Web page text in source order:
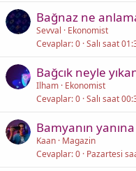
Bağnaz ne
Sevval
Ekonomist
Cevaplar 0 Salı saat
Bağcık neyle
Ilham Ekonomist
Cevaplar 0 Salı saat
Bamyanın
Kaan Magazin
Cevaplar 0 Pazartesi